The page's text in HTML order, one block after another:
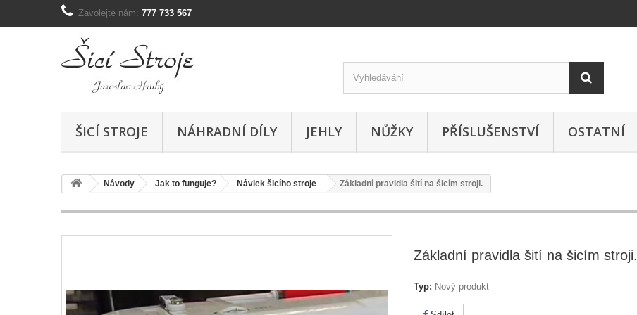
Zavolejte nám: 777 733 567
ŠICÍ STROJE NÁHRADNÍ DÍLY JEHLY NŮŽKY PŘÍSLUŠENSTVÍ OSTATNÍ
Návody Jak to funguje? Návlek šicího stroje Základní pravidla šití na šicím stroji.
Základní pravidla šití na šicím stroji.
Typ: Nový produkt